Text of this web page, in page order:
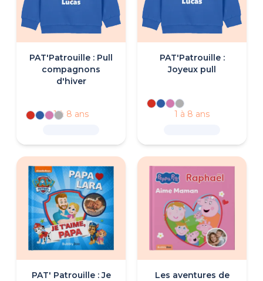
PAT'Patrouille : Pull
compagnons
d'hiver
1 à 8 ans
PAT'Patrouille :
Joyeux pull
1 à 8 ans
PAT' Patrouille : Je
Les aventures de